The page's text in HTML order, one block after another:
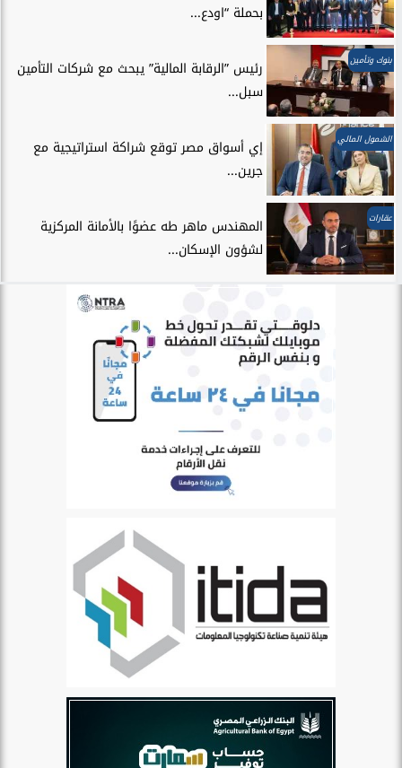
بحملة “اودع...
بنوك وتأمين
رئيس ”الرقابة المالية” يبحث مع شركات التأمين
سبل...
الشمول المالي
إي أسواق مصر توقع شراكة استراتيجية مع
جرين...
عقارات
المهندس ماهر طه عضوًا بالأمانة المركزية
لشؤون الإسكان...